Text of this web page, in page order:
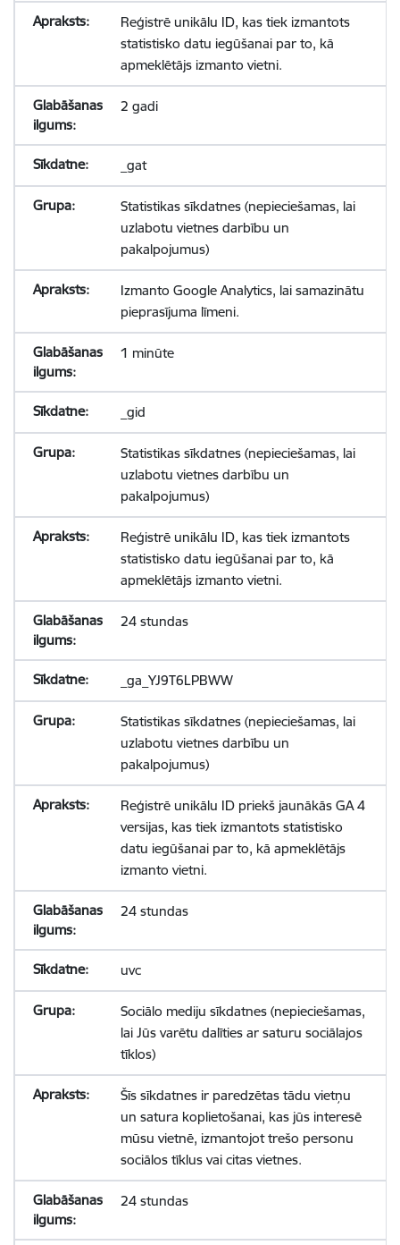
Reģistrē unikālu ID, kas tiek izmantots
statistisko datu iegūšanai par to, kā
apmeklētājs izmanto vietni.
2 gadi
_gat
Statistikas sīkdatnes (nepieciešamas, lai
uzlabotu vietnes darbību un
pakalpojumus)
Izmanto Google Analytics, lai samazinātu
pieprasījuma līmeni.
1 minūte
_gid
Statistikas sīkdatnes (nepieciešamas, lai
uzlabotu vietnes darbību un
pakalpojumus)
Reģistrē unikālu ID, kas tiek izmantots
statistisko datu iegūšanai par to, kā
apmeklētājs izmanto vietni.
24 stundas
_ga_YJ9T6LPBWW
Statistikas sīkdatnes (nepieciešamas, lai
uzlabotu vietnes darbību un
pakalpojumus)
Reģistrē unikālu ID priekš jaunākās GA 4
versijas, kas tiek izmantots statistisko
datu iegūšanai par to, kā apmeklētājs
izmanto vietni.
24 stundas
uvc
Sociālo mediju sīkdatnes (nepieciešamas,
lai Jūs varētu dalīties ar saturu sociālajos
tīklos)
Šīs sīkdatnes ir paredzētas tādu vietņu
un satura koplietošanai, kas jūs interesē
mūsu vietnē, izmantojot trešo personu
sociālos tīklus vai citas vietnes.
24 stundas